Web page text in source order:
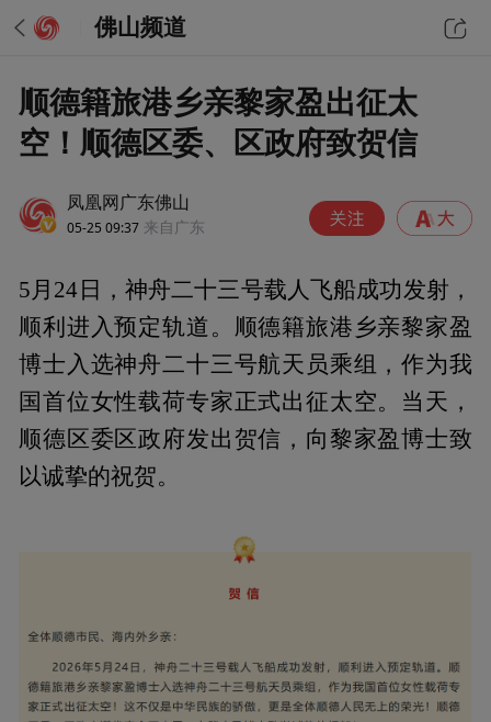
佛山频道
顺德籍旅港乡亲黎家盈出征太
空！顺德区委、区政府致贺信
凤凰网广东佛山
05-25 09:37 来自广东
5月24日，神舟二十三号载人飞船成功发射，
顺利进入预定轨道。顺德籍旅港乡亲黎家盈
博士入选神舟二十三号航天员乘组，作为我
国首位女性载荷专家正式出征太空。当天，
顺德区委区政府发出贺信，向黎家盈博士致
以诚挚的祝贺。